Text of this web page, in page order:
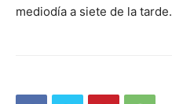
mediodía a siete de la tarde.